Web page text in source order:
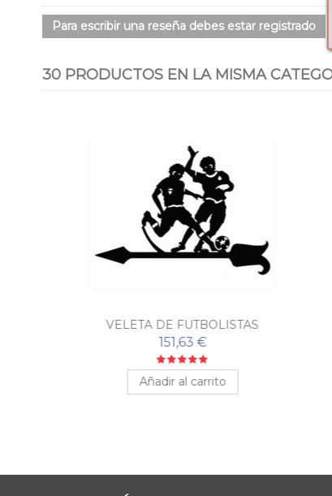
Para escribir una reseña debes estar registrado
30 PRODUCTOS EN LA MISMA
VELETA DE FUTBOLISTAS
151,63 €
Añadir al carrito